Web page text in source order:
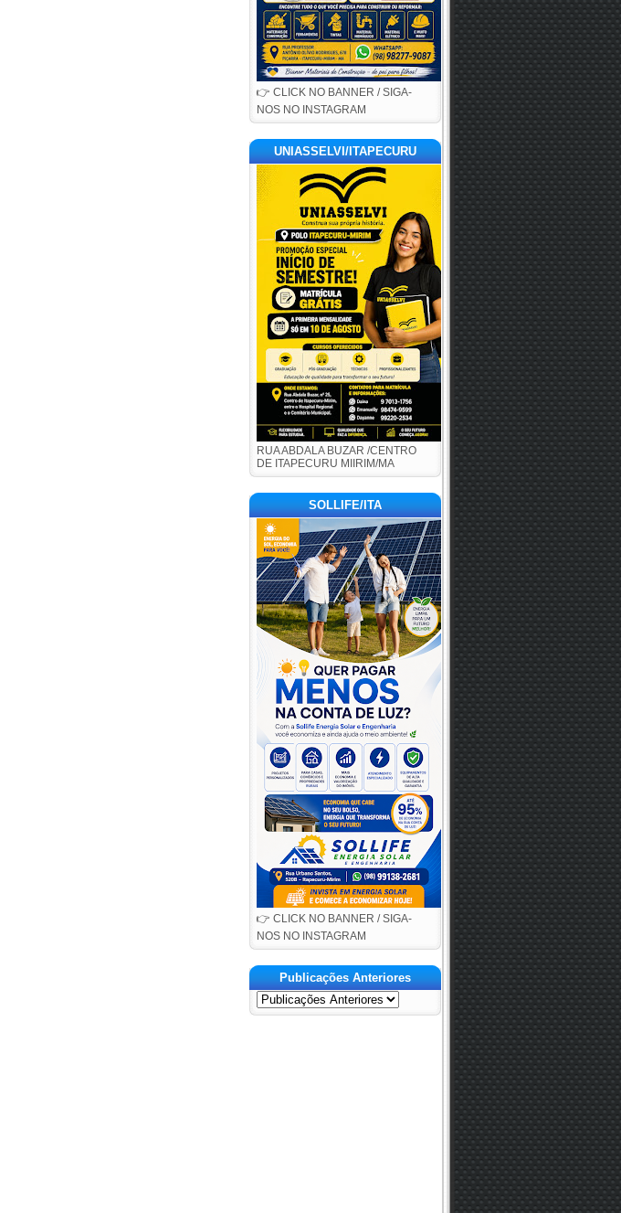
👉 CLICK NO BANNER / SIGA-
NOS NO INSTAGRAM
UNIASSELVI/ITAPECURU
RUA ABDALA BUZAR /CENTRO
DE ITAPECURU MIIRIM/MA
SOLLIFE/ITA
👉 CLICK NO BANNER / SIGA-
NOS NO INSTAGRAM
Publicações Anteriores